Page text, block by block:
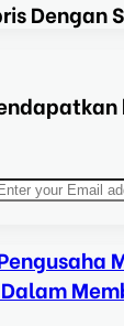
Dengan
Dalam